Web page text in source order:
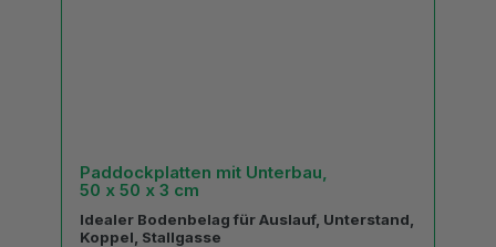
Paddockplatten mit Unterbau,
50 x 50 x 3 cm
Idealer Bodenbelag für Auslauf, Unterstand,
Koppel, Stallgasse